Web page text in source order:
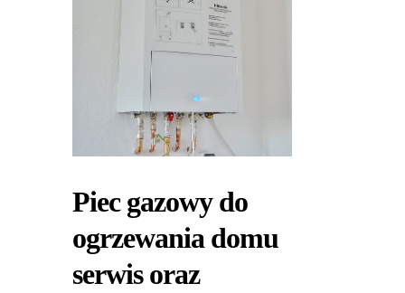
Piec gazowy do
ogrzewania domu
serwis oraz